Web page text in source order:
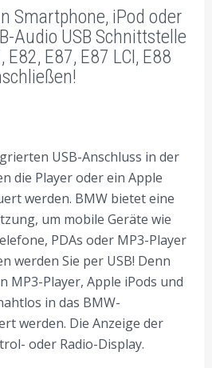
TIPPS
Smartphone, iPod oder
Audio USB Schnittstelle
E87, E87 LCI, E88
USB-Anschluss in der
die Player oder ein Apple
werden. BMW bietet eine
um mobile Geräte wie
PDAs oder MP3-Player
werden Sie per USB! Denn
MP3-Player, Apple iPods und
in das BMW-
werden. Die Anzeige der
oder Radio-Display.